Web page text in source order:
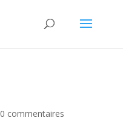
0 commentaires